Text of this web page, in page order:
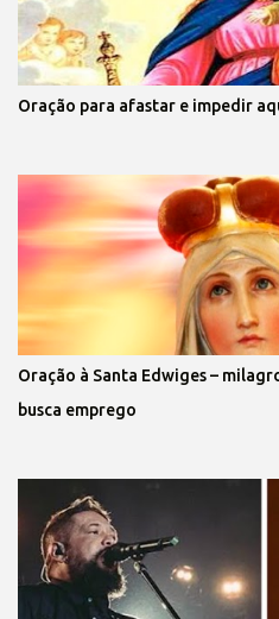
Oração para afastar e impedir
Oração à Santa Edwiges –
busca emprego